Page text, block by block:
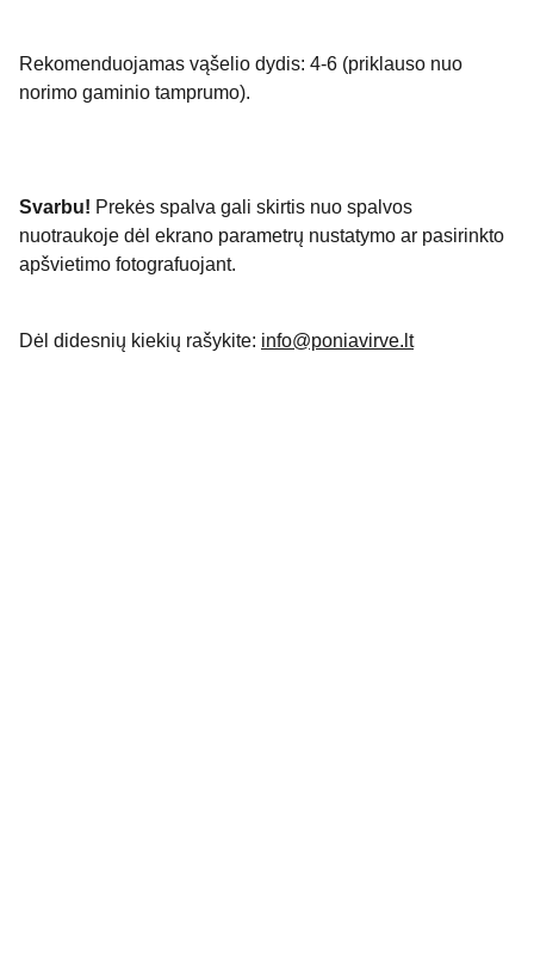
Rekomenduojamas vąšelio dydis: 4-6 (priklauso nuo
norimo gaminio tamprumo).
Svarbu! Prekės spalva gali skirtis nuo spalvos
nuotraukoje dėl ekrano parametrų nustatymo ar pasirinkto
apšvietimo fotografuojant.
Dėl didesnių kiekių rašykite: info@poniavirve.lt